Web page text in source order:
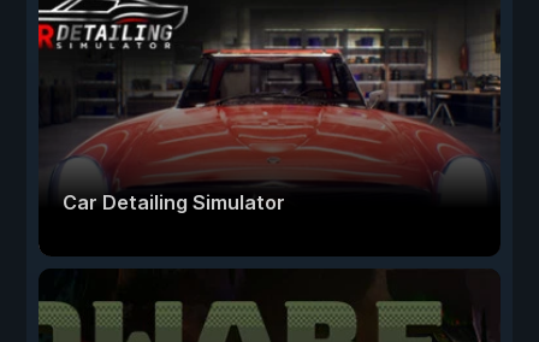
Car Detailing Simulator